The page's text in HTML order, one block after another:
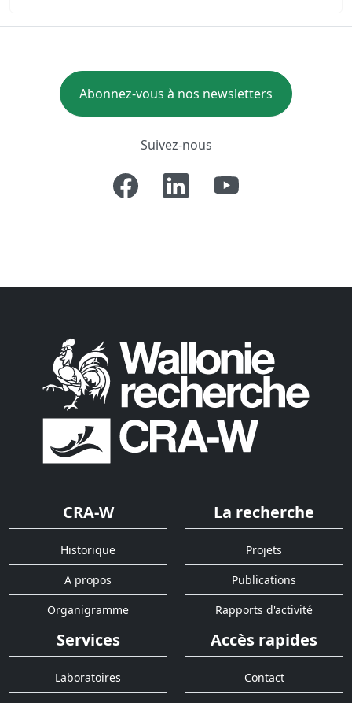
Abonnez-vous à nos newsletters
Suivez-nous
CRA-W
Historique
A propos
Organigramme
La recherche
Projets
Publications
Rapports d'activité
Services
Laboratoires
Accès rapides
Contact